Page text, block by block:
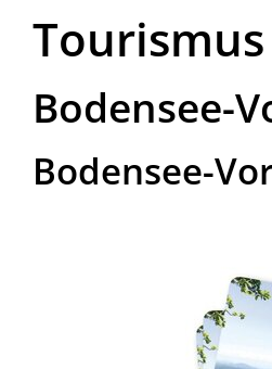
Tourismus
Bodensee-
Bodensee-